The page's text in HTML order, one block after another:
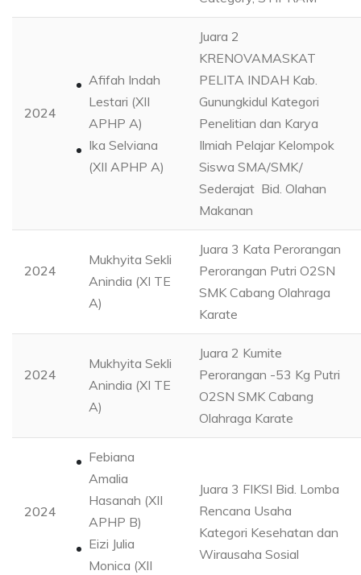
2024
Afifah Indah
Lestari (XII
APHP A)
Ika Selviana
(XII APHP A)
Juara 2
KRENOVAMASKAT
PELITA INDAH Kab.
Gunungkidul Kategori
Penelitian dan Karya
Ilmiah Pelajar Kelompok
Siswa SMA/SMK/
Sederajat Bid. Olahan
Makanan
2024
Mukhyita Sekli
Anindia (XI TE
A)
Juara 3 Kata Perorangan
Perorangan Putri O2SN
SMK Cabang Olahraga
Karate
2024
Mukhyita Sekli
Anindia (XI TE
A)
Juara 2 Kumite
Perorangan -53 Kg Putri
O2SN SMK Cabang
Olahraga Karate
2024
Febiana
Amalia
Hasanah (XII
APHP B)
Eizi Julia
Monica (XII
Juara 3 FIKSI Bid. Lomba
Rencana Usaha
Kategori Kesehatan dan
Wirausaha Sosial